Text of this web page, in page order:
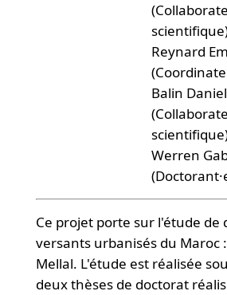
Reynard
Balin
Werren
Ce projet porte sur l'étude de
versants urbanisés du Maroc
Mellal. L'étude est réalisée
deux thèses de doctorat